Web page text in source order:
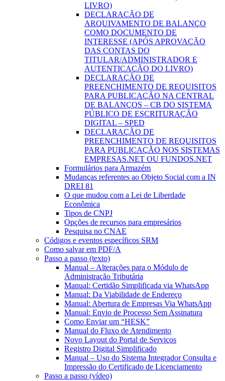
LIVRO)
DECLARAÇÃO DE
ARQUIVAMENTO DE BALANÇO
COMO DOCUMENTO DE
INTERESSE (APÓS APROVAÇÃO
DAS CONTAS DO
TITULAR/ADMINISTRADOR E
AUTENTICAÇÃO DO LIVRO)
DECLARAÇÃO DE
PREENCHIMENTO DE REQUISITOS
PARA PUBLICAÇÃO NA CENTRAL
DE BALANÇOS – CB DO SISTEMA
PÚBLICO DE ESCRITURAÇÃO
DIGITAL – SPED
DECLARAÇÃO DE
PREENCHIMENTO DE REQUISITOS
PARA PUBLICAÇÃO NOS SISTEMAS
EMPRESAS.NET OU FUNDOS.NET
Formulários para Armazém
Mudanças referentes ao Objeto Social com a IN
DREI 81
O que mudou com a Lei de Liberdade
Econômica
Tipos de CNPJ
Opções de recursos para empresários
Pesquisa no CNAE
Códigos e eventos específicos SRM
Como salvar em PDF/A
Passo a passo (texto)
Manual – Alterações para o Módulo de
Administração Tributária
Manual: Certidão Simplificada via WhatsApp
Manual: Da Viabilidade de Endereço
Manual: Abertura de Empresas Via WhatsApp
Manual: Envio de Processo Sem Assinatura
Como Enviar um “HESK”
Manual do Fluxo de Atendimento
Novo Layout do Portal de Serviços
Registro Digital Simplificado
Manual – Uso do Sistema Integrador Consulta e
Impressão do Certificado de Licenciamento
Passo a passo (vídeo)